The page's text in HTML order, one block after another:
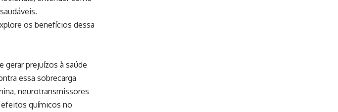
os benefícios dessa
gerar prejuízos à saúde
essa sobrecarga
neurotransmissores
químicos no